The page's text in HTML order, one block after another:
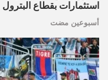
استثمارات بقطاع البترول
أسبوعين مضت